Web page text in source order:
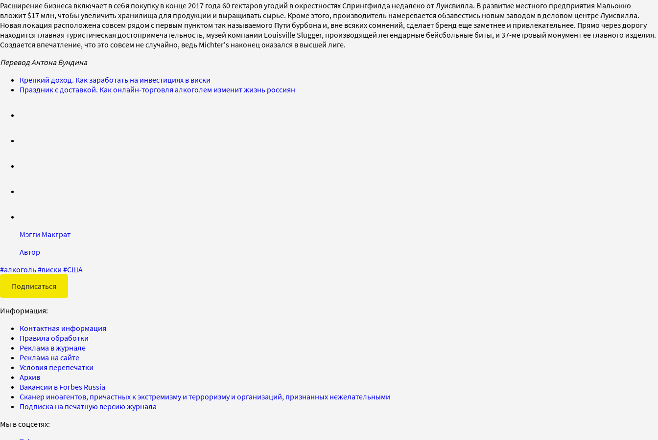
Расширение бизнеса включает в себя покупку в конце 2017 года 60 гектаров угодий в окрестностях Спрингфилда недалеко от Луисвилла. В развитие местного предприятия Мальокко
вложит $17 млн, чтобы увеличить хранилища для продукции и выращивать сырье. Кроме этого, производитель намеревается обзавестись новым заводом в деловом центре Луисвилла.
Новая локация расположена совсем рядом с первым пунктом так называемого Пути бурбона и, вне всяких сомнений, сделает бренд еще заметнее и привлекательнее. Прямо через дорогу
находится главная туристическая достопримечательность, музей компании Louisville Slugger, производящей легендарные бейсбольные биты, и 37-метровый монумент ее главного изделия.
Создается впечатление, что это совсем не случайно, ведь Michter's наконец оказался в высшей лиге.
Перевод Антона Бундина
Крепкий доход. Как заработать на инвестициях в виски
Праздник с доставкой. Как онлайн-торговля алкоголем изменит жизнь россиян
Мэгги Макграт
Автор
#алкоголь#виски #США
Подписаться
Информация:
Контактная информация
Правила обработки
Реклама в журнале
Реклама на сайте
Условия перепечатки
Архив
Вакансии в Forbes Russia
Сканер иноагентов, причастных к экстремизму и терроризму и организаций, признанных нежелательными
Подписка на печатную версию журнала
Мы в соцсетях: